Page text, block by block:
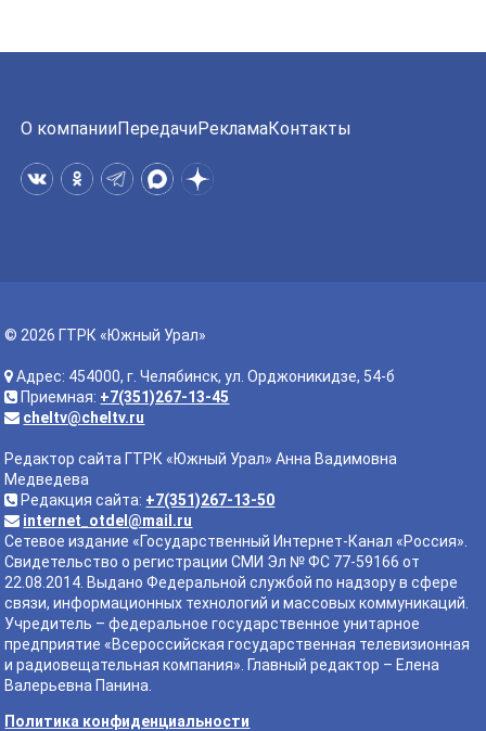
О компанииПередачиРекламаКонтакты
© 2026 ГТРК «Южный Урал»
Адрес: 454000, г. Челябинск, ул. Орджоникидзе, 54-б
Приемная: +7(351)267-13-45
cheltv@cheltv.ru
Редактор сайта ГТРК «Южный Урал» Анна Вадимовна
Медведева
Редакция сайта: +7(351)267-13-50
internet_otdel@mail.ru
Сетевое издание «Государственный Интернет-Канал «Россия».
Свидетельство о регистрации СМИ Эл № ФС 77-59166 от
22.08.2014. Выдано Федеральной службой по надзору в сфере
связи, информационных технологий и массовых коммуникаций.
Учредитель – федеральное государственное унитарное
предприятие «Всероссийская государственная телевизионная
и радиовещательная компания». Главный редактор – Елена
Валерьевна Панина.
Политика конфиденциальности